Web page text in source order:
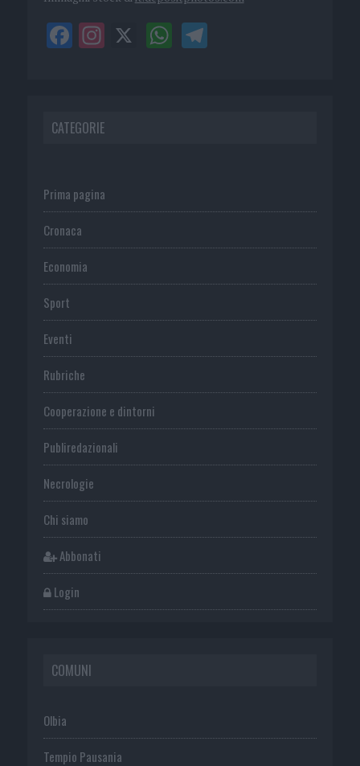
CATEGORIE
Prima pagina
Cronaca
Economia
Sport
Eventi
Rubriche
Cooperazione e dintorni
Publiredazionali
Necrologie
Chi siamo
Abbonati
Login
COMUNI
Olbia
Tempio Pausania